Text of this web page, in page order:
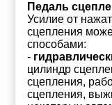
Педаль
Усилие от
сцепления
способами:
-
цилиндр
сцепления,
сцепления,